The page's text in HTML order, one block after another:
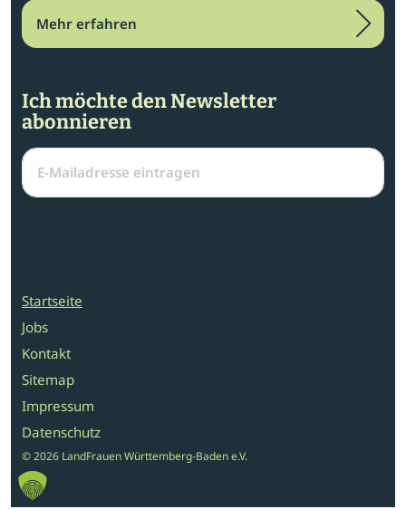
Mehr erfahren
Ich möchte den Newsletter
abonnieren
Startseite
Jobs
Kontakt
Sitemap
Impressum
Datenschutz
© 2026 LandFrauen Württemberg-Baden e.V.